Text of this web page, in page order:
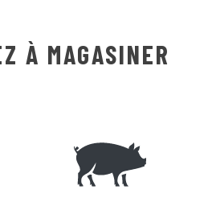
À MAGASINER